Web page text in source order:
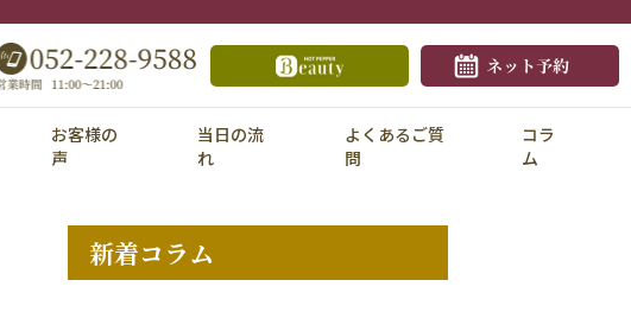
お客様の
声
当日の流
れ
よくあるご質
問
コラ
ム
新着コラム